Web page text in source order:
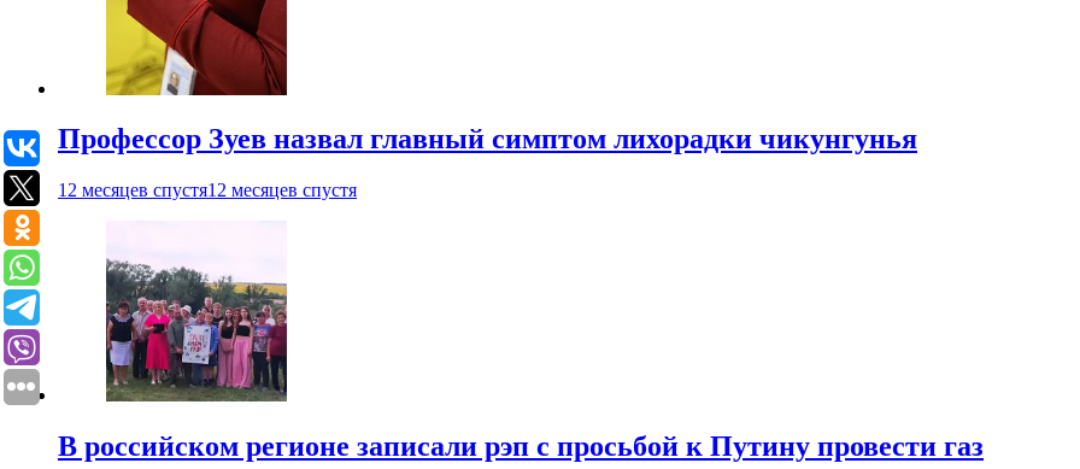
Профессор Зуев назвал главный симптом лихорадки чикунгунья
12 месяцев спустя12 месяцев спустя
В российском регионе записали рэп с просьбой к Путину провести газ